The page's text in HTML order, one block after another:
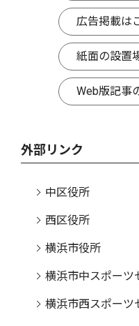
広告掲載は
紙面の設置
Web版記事
外部リンク
中区役所
西区役所
横浜市役所
横浜市中スポーツ
横浜市西スポーツ